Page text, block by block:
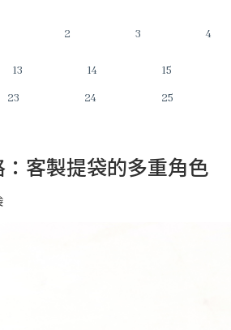
2 3 4
13 14 15
23 24 25
客製提袋的多重角色